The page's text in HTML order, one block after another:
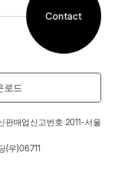
Contact
로드
매업신고번호 2011-서울
(우)06711